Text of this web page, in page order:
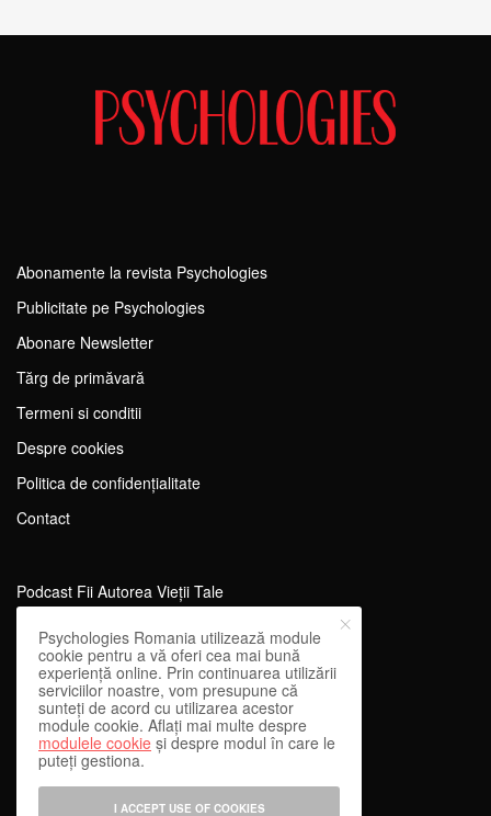
Abonamente la revista Psychologies
Publicitate pe Psychologies
Abonare Newsletter
Tărg de primăvară
Termeni si conditii
Despre cookies
Politica de confidențialitate
Contact
Podcast Fii Autorea Vieții Tale
Evenimente Fii Autoarea Vieții Tale!
SportEdu
Antrenament Mental pentru Sportivi
Learning Network
WEnough
Reward & Engage
Psychologies Romania utilizează module
cookie pentru a vă oferi cea mai bună
experiență online. Prin continuarea utilizării
serviciilor noastre, vom presupune că
sunteți de acord cu utilizarea acestor
module cookie. Aflați mai multe despre
modulele cookie și despre modul în care le
puteți gestiona.
I ACCEPT USE OF COOKIES